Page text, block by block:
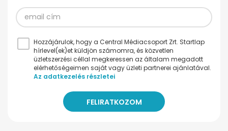
Hozzájárulok, hogy a Central Médiacsoport Zrt. Startlap
hírlevel(ek)et küldjön számomra, és közvetlen
üzletszerzési céllal megkeressen az általam megadott
elérhetőségeimen saját vagy üzleti partnerei ajánlatával.
Az adatkezelés részletei